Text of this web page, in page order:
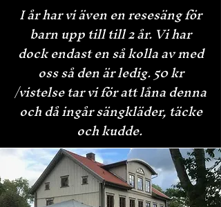
I år har vi även en resesäng för
barn upp till till 2 år. Vi har
dock endast en så kolla av med
oss så den är ledig. 50 kr
/vistelse tar vi för att låna denna
och då ingår sängkläder, täcke
och kudde.